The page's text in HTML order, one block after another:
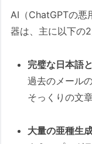
AI（ChatGPTの悪
器は、主に以下の2
完璧な日本語
過去のメール
そっくりの文
大量の亜種生